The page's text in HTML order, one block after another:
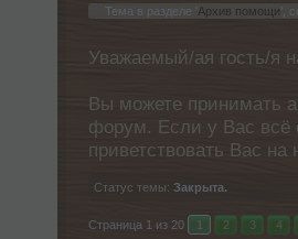
Тема в разделе ' Архив помощи ',
Уважаемый/ая гость/я
Вы можете принимать
форум. Если у Вас всё
приветствовать Вас
Статус темы: Закрыта.
Страница 1 из 20 1 2 3 4